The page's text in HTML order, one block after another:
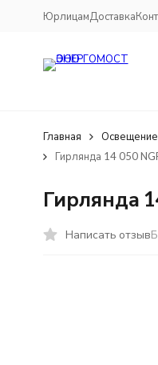
ЮрлицамДоставка
Главная Освещение
Гирлянда 14 050
Гирлянда
Написать отзыв